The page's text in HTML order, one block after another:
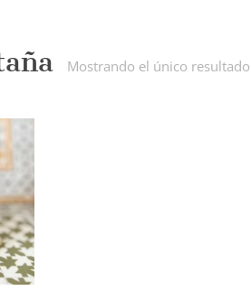
Mostrando el único resultado